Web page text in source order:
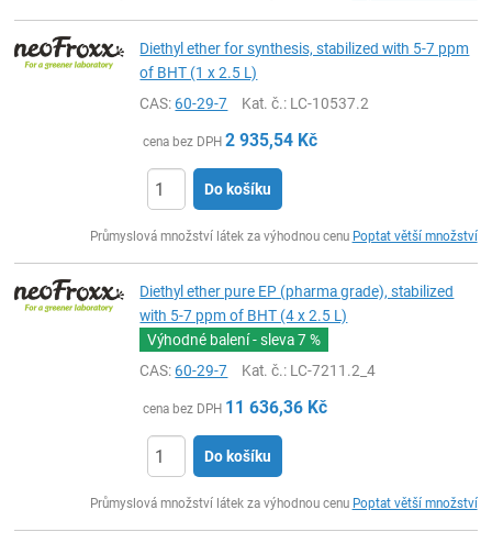
Diethyl ether for synthesis, stabilized with 5-7 ppm
of BHT (1 x 2.5 L)
CAS:60-29-7 Kat. č.: LC-10537.2
cena bez DPH 2 935,54 Kč
Do košíku
Průmyslová množství látek za výhodnou cenu Poptat větší množství
Diethyl ether pure EP (pharma grade), stabilized
with 5-7 ppm of BHT (4 x 2.5 L)
Výhodné balení - sleva7 %
CAS:60-29-7 Kat. č.: LC-7211.2_4
cena bez DPH 11 636,36 Kč
Do košíku
Průmyslová množství látek za výhodnou cenu Poptat větší množství